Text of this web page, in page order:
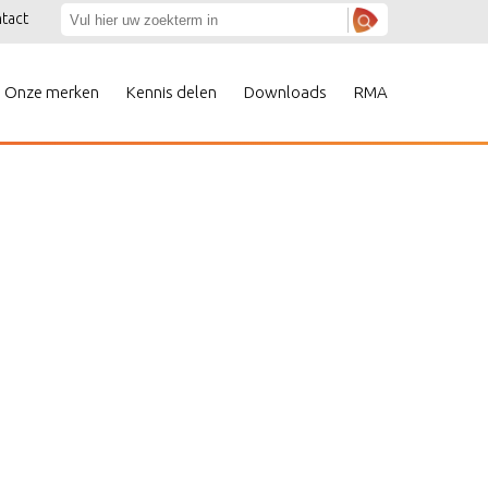
Onze merken Kennis delen Downloads RMA